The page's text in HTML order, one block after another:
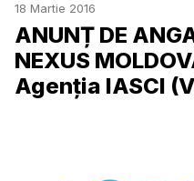
18 Martie 2016
ANUNȚ DE
NEXUS
Agenția IASCI